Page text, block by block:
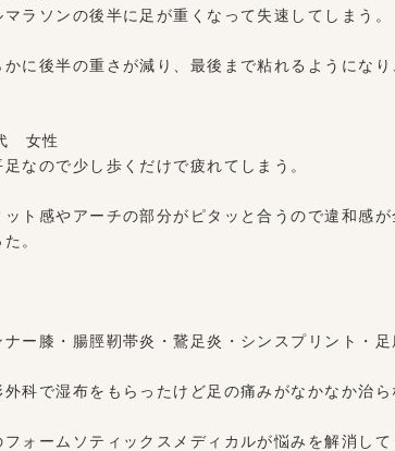
マラソンの後半に足が重くなって失速してしまう。
かに後半の重さが減り、最後まで粘れるようになり
女性
足なので少し歩くだけで疲れてしまう。
ット感やアーチの部分がピタッと合うので違和感
。
ナー膝・腸脛靭帯炎・鵞足炎・シンスプリント・
外科で湿布をもらったけど足の痛みがなかなか治ら
フォームソティックスメディカルが悩みを解消して